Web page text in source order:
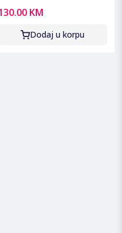
KM
Dodaj u korpu